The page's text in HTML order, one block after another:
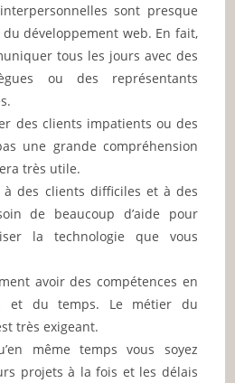
sont presque
développement web. En fait,
tous les jours avec des
ou des représentants
des clients impatients ou des
une grande compréhension
très utile.
à des clients difficiles et à des
de beaucoup d’aide pour
la technologie que vous
avoir des compétences en
et du temps. Le métier du
très exigeant.
même temps vous soyez
projets à la fois et les délais